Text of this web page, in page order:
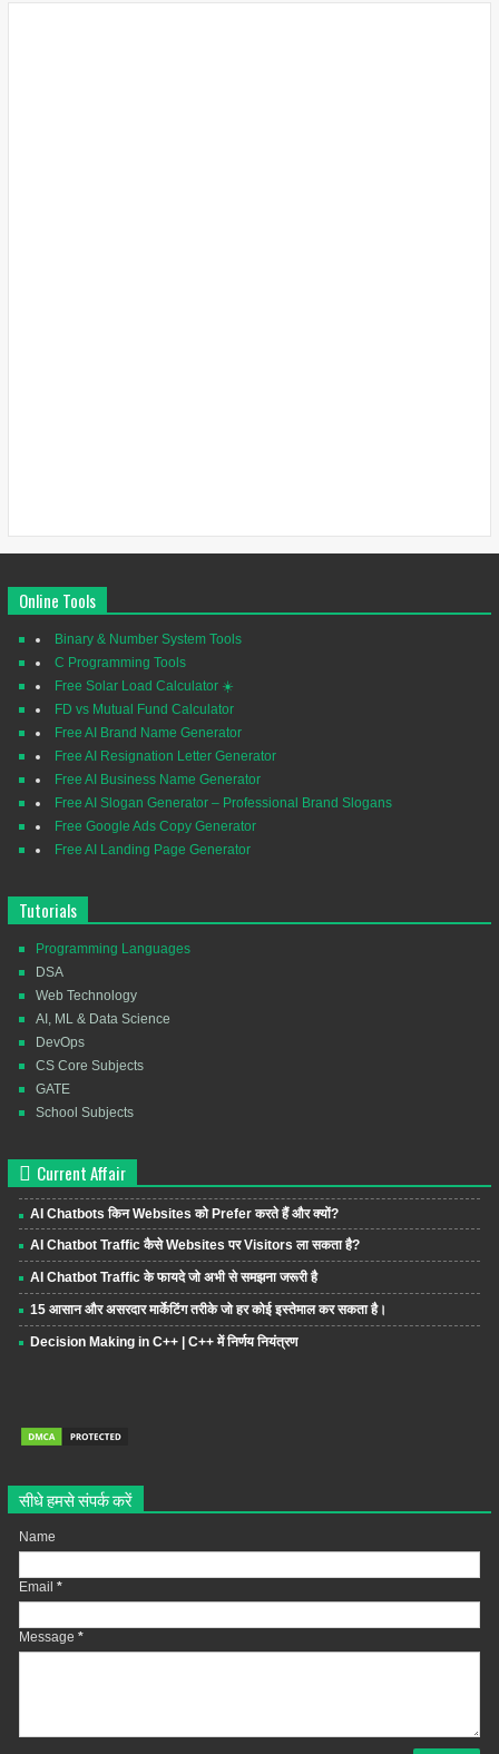
Online Tools
Binary & Number System Tools
C Programming Tools
Free Solar Load Calculator ☀️
FD vs Mutual Fund Calculator
Free AI Brand Name Generator
Free AI Resignation Letter Generator
Free AI Business Name Generator
Free AI Slogan Generator – Professional Brand Slogans
Free Google Ads Copy Generator
Free AI Landing Page Generator
Tutorials
Programming Languages
DSA
Web Technology
AI, ML & Data Science
DevOps
CS Core Subjects
GATE
School Subjects
Current Affair
AI Chatbots किन Websites को Prefer करते हैं और क्यों?
AI Chatbot Traffic कैसे Websites पर Visitors ला सकता है?
AI Chatbot Traffic के फायदे जो अभी से समझना जरूरी है
15 आसान और असरदार मार्केटिंग तरीके जो हर कोई इस्तेमाल कर सकता है।
Decision Making in C++ | C++ में निर्णय नियंत्रण
सीधे हमसे संपर्क करें
Name
Email *
Message *